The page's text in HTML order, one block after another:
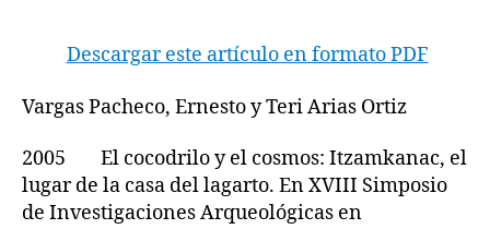
Descargar este artículo en formato PDF
Vargas Pacheco, Ernesto y Teri Arias Ortiz
2005 El cocodrilo y el cosmos: Itzamkanac, el
lugar de la casa del lagarto. En XVIII Simposio
de Investigaciones Arqueológicas en